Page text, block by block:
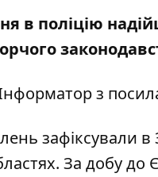
в поліцію
з
зафіксували в
За добу